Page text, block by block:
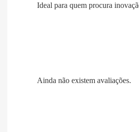
Ideal para quem procura
Ainda não existem avaliações.